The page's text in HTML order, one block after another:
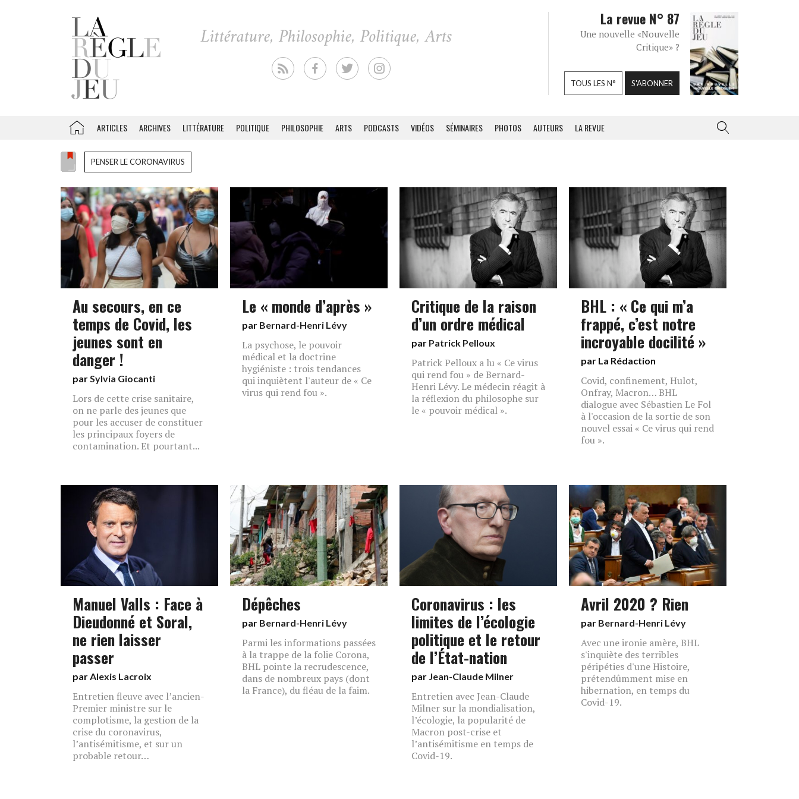
La revue N° 87
Une nouvelle «Nouvelle
Critique» ?
TOUS LES N° S'ABONNER
ARTICLES ARCHIVES LITTÉRATURE POLITIQUE PHILOSOPHIE ARTS PODCASTS VIDÉOS SÉMINAIRES PHOTOS AUTEURS LA REVUE
PENSER LE CORONAVIRUS
Au secours, en ce
temps de Covid, les
jeunes sont en
danger !
parSylvia Giocanti
Lors de cette crise sanitaire,
on ne parle des jeunes que
pour les accuser de constituer
les principaux foyers de
contamination. Et pourtant...
Le « monde d’après »
par Bernard-Henri Lévy
La psychose, le pouvoir
médical et la doctrine
hygiéniste : trois tendances
qui inquiètent l'auteur de « Ce
virus qui rend fou ».
Critique de la raison
d’un ordre médical
par Patrick Pelloux
Patrick Pelloux a lu « Ce virus
qui rend fou » de Bernard-
Henri Lévy. Le médecin réagit à
la réflexion du philosophe sur
le « pouvoir médical ».
BHL : « Ce qui m’a
frappé, c’est notre
incroyable docilité »
par La Rédaction
Covid, confinement, Hulot,
Onfray, Macron… BHL
dialogue avec Sébastien Le Fol
à l'occasion de la sortie de son
nouvel essai « Ce virus qui rend
fou ».
Manuel Valls : Face à
Dieudonné et Soral,
ne rien laisser
passer
parAlexis Lacroix
Entretien fleuve avec l’ancien-
Premier ministre sur le
complotisme, la gestion de la
crise du coronavirus,
l’antisémitisme, et sur un
probable retour…
Dépêches
par Bernard-Henri Lévy
Parmi les informations passées
à la trappe de la folie Corona,
BHL pointe la recrudescence,
dans de nombreux pays (dont
la France), du fléau de la faim.
Coronavirus : les
limites de l’écologie
politique et le retour
de l’État-nation
par Jean-Claude Milner
Entretien avec Jean-Claude
Milner sur la mondialisation,
l’écologie, la popularité de
Macron post-crise et
l’antisémitisme en temps de
Covid-19.
Avril 2020 ? Rien
par Bernard-Henri Lévy
Avec une ironie amère, BHL
s'inquiète des terribles
péripéties d'une Histoire,
prétendûmment mise en
hibernation, en temps du
Covid-19.